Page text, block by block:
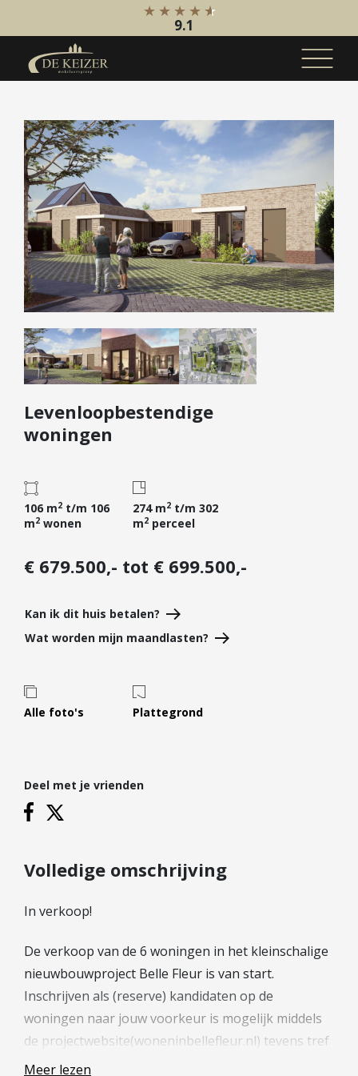
Koopaanbod
Bestaande bouw
Internationaal
Nieuwbouw
Bedrijfsaanbod
Huuraanbod
Bestaande bouw
Internationaal
Nieuwbouw
Bedrijfsaanbod
Diensten
Kopen
Verkopen
Verhuren
Taxeren
Nieuwbouw
Particulieren
Hypotheekadvies
Hypotheek oversluiten
Financiële check
Banken
Duurzame hypotheek
Reviews
Over Ons
Ons Team
Vacatures
9.1
Levenloopbestendige
woningen
106 m2 t/m 106
m2 wonen
274 m2t/m 302
m2perceel
€ 679.500,- tot € 699.500,-
Kan ik dit huis betalen?
Wat worden mijn maandlasten?
Alle foto's Plattegrond
Deel met je vrienden
Volledige omschrijving
In verkoop!
De verkoop van de 6 woningen in het kleinschalige
nieuwbouwproject Belle Fleur is van start.
Inschrijven als (reserve) kandidaten op de
woningen naar jouw voorkeur is mogelijk middels
de projectwebsite(woneninbellefleur.nl) tevens tref
je daar alle informatie over de woningen,
Meer lezen